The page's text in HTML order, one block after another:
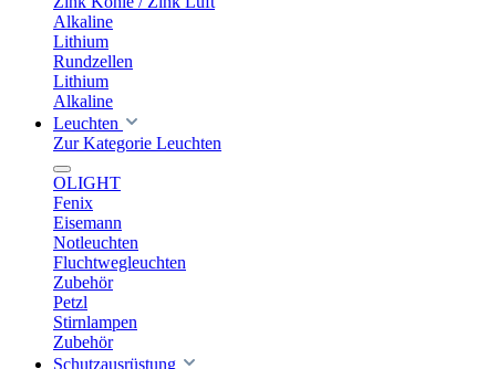
Alkaline
Lithium
Rundzellen
Lithium
Alkaline
Leuchten
Zur Kategorie Leuchten
OLIGHT
Fenix
Eisemann
Notleuchten
Fluchtwegleuchten
Zubehör
Petzl
Stirnlampen
Zubehör
Schutzausrüstung